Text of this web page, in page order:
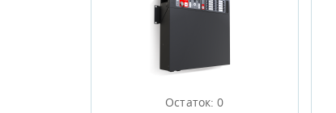
Остаток: 0